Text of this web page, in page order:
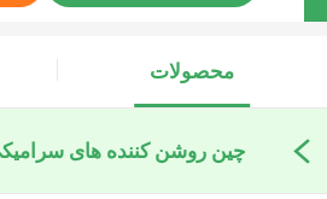
محصولات
چین روشن کننده های